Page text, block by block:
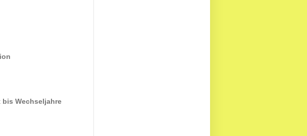
Wechseljahre